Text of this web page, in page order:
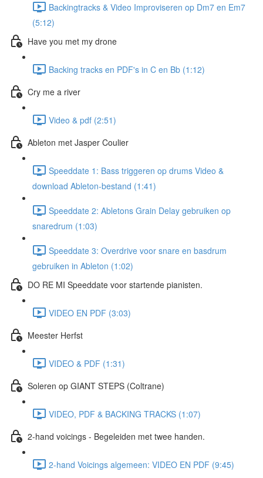
Backingtracks & Video Improviseren op Dm7 en Em7
(5:12)
Have you met my drone
Backing tracks en PDF's in C en Bb (1:12)
Cry me a river
Video & pdf (2:51)
Ableton met Jasper Coulier
Speeddate 1: Bass triggeren op drums Video &
download Ableton-bestand (1:41)
Speeddate 2: Abletons Grain Delay gebruiken op
snaredrum (1:03)
Speeddate 3: Overdrive voor snare en basdrum
gebruiken in Ableton (1:02)
DO RE MI Speeddate voor startende pianisten.
VIDEO EN PDF (3:03)
Meester Herfst
VIDEO & PDF (1:31)
Soleren op GIANT STEPS (Coltrane)
VIDEO, PDF & BACKING TRACKS (1:07)
2-hand voicings - Begeleiden met twee handen.
2-hand Voicings algemeen: VIDEO EN PDF (9:45)